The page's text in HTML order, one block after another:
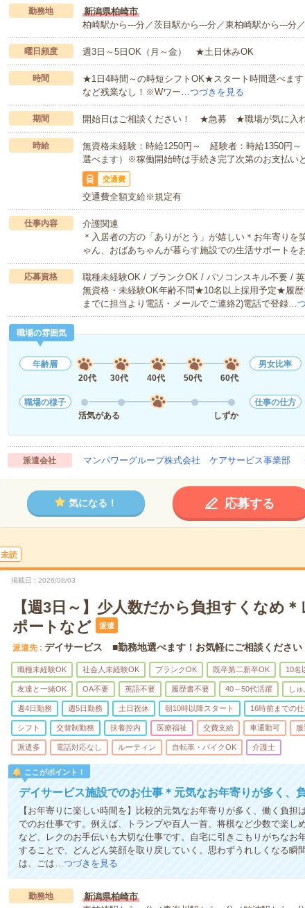
勤務地
新潟県柏崎市
柏崎駅から---分／茨目駅から---分／東柏崎駅から---分
曜日頻度 週3日～5日OK（月～金） ★土日休みOK
時間
★1日4時間～の時短シフトOK★スタート時間選べます
など残業なし！※Wワー…つづきを見る
期間 開始日はご相談ください！ ★急募 ★職場が気に入れ
時給
無資格未経験：時給1250円～ 経験者：時給1350円
選べます）※稼働開始時は手続き完了次第のお支払いと
交通費
交通費全額支給※規定有
仕事内容
介護関連
＊入居者の方の「ありがとう」が嬉しい＊お年寄りを
ゃん、おばあちゃんが暮らす施設での生活サポートを
応募資格
職種未経験OK / ブランクOK / パソコンスキル不要 /
無資格・未経験OK年齢不問★10名以上採用予定★履
までに担当より電話・メールでご連絡2)電話で登録…
職場の雰囲気
年齢層
20代
30代 40代 50代 60代
男女比率
職場の様子
活気がある
しずか
仕事の仕方
派遣会社 マンパワーグループ株式会社 ケアサービス事業部 （
気になる！ 応募する
未読
掲載日 2026/08/03
【週3日～】少人数だから負担すくなめ
ポートなど
派遣
派遣先 デイサービス ■勤務地選べます！お気軽にご相談ください
職種未経験OK 社会人未経験OK ブランクOK 既卒第二新卒OK 10名
友達と一緒OK OA不要 英語不要 履歴書不要 40～50代活躍 し
週4日勤務 週5日勤務 土日祝休 朝10時以降スタート 16時前までの
シフト 交替制勤務 扶養控内 医療福祉 交費支給 車通勤可
派遣多 電話対応なし ルーティン 自転車・バイクOK 介護士
ここがポイント！
デイサービス施設でのお仕事＊元気なお年寄りが多く、
【お年寄りに楽しい時間を】比較的元気なお年寄りが多く、働く負担
でのお仕事です。例えば、トランプや百人一首、将棋など少数で楽し
など、レクのお手伝いも大切な仕事です。自宅に引きこもりがちなお
することで、どんどん笑顔を取り戻していく。思わずうれしくなる瞬
は、ごは…つづきを見る
勤務地
新潟県柏崎市